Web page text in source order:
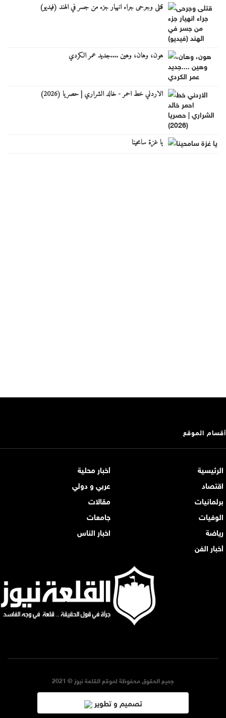
قتلى وجرحى جراء انهيار جزء من جسر في الهند (فيديو)
هون، وهان، وهين ....جديد عمر الكردي
الاردني خط احمر - خالد الشراري | حصريا (2026)
يا غزة سامحينا
أقسام الموقع
الرئيسية
أخبار محلية
اقتصاد
عربي و دولي
برلمانيات
مقالات
الوفيات
جامعات
رياضة
اخبار الناس
أخبار الفن
جميع الحقوق محفوظة لموقع القلعة نيوز © 2021
تصميم و تطوير